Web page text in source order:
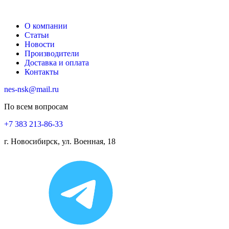
О компании
Статьи
Новости
Производители
Доставка и оплата
Контакты
nes-nsk@mail.ru
По всем вопросам
+7 383 213-86-33
г. Новосибирск, ул. Военная, 18